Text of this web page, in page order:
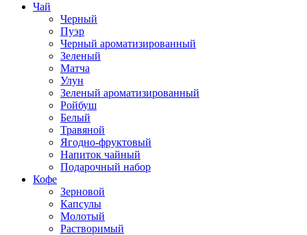
Чай
Черный
Пуэр
Черный ароматизированный
Зеленый
Матча
Улун
Зеленый ароматизированный
Ройбуш
Белый
Травяной
Ягодно-фруктовый
Напиток чайный
Подарочный набор
Кофе
Зерновой
Капсулы
Молотый
Растворимый